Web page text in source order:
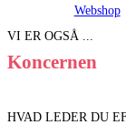
Webshop
VI ER OGSÅ ...
Koncernen
HVAD LEDER DU